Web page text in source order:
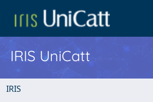
IRIS UniCatt
IRIS